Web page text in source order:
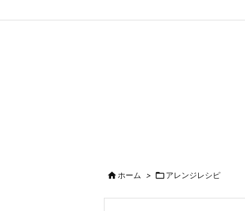
ホーム > アレンジレシピ